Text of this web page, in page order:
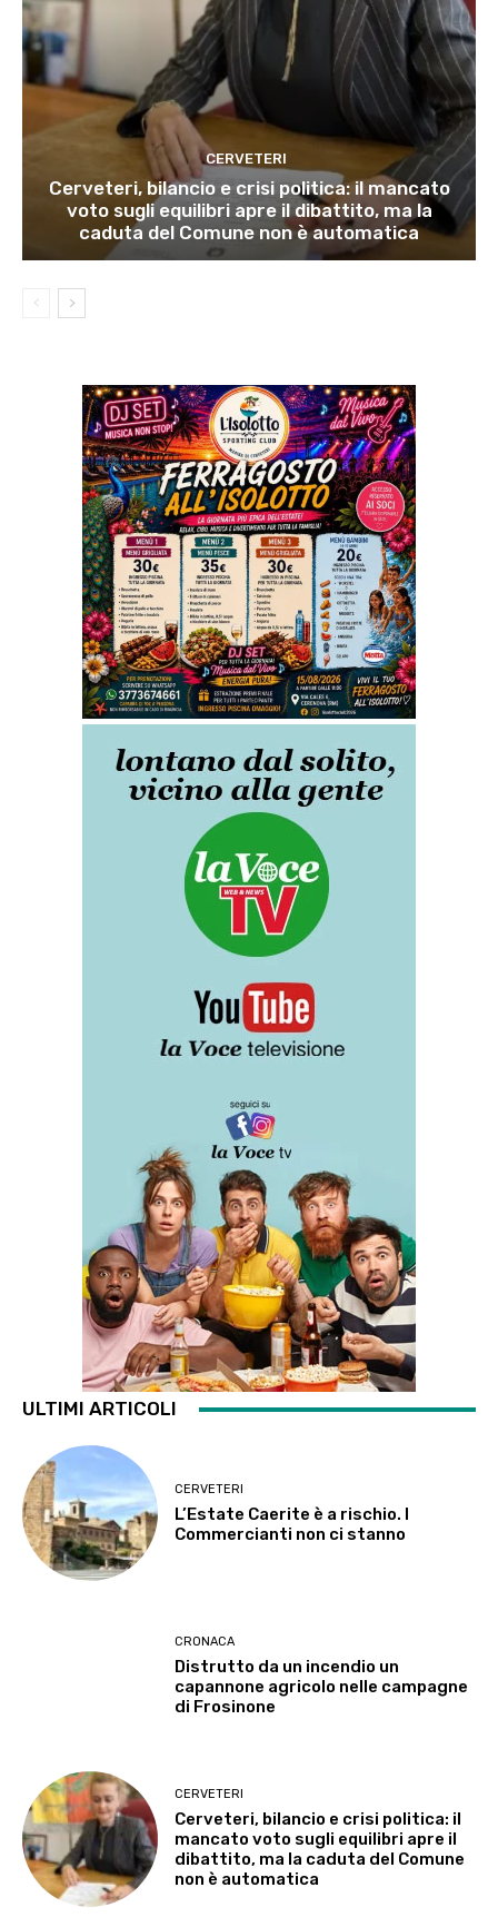
CERVETERI
Cerveteri, bilancio e crisi politica: il mancato
voto sugli equilibri apre il dibattito, ma la
caduta del Comune non è automatica
ULTIMI ARTICOLI
CERVETERI
L’Estate Caerite è a rischio. I
Commercianti non ci stanno
CRONACA
Distrutto da un incendio un
capannone agricolo nelle campagne
di Frosinone
CERVETERI
Cerveteri, bilancio e crisi politica: il
mancato voto sugli equilibri apre il
dibattito, ma la caduta del Comune
non è automatica